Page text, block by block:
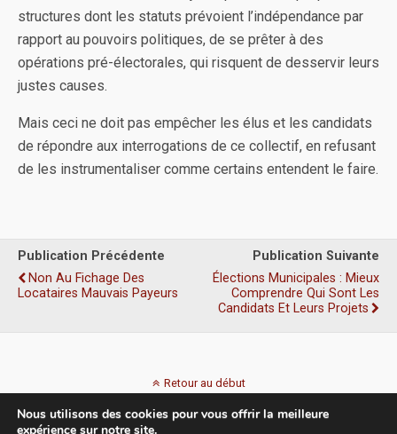
structures dont les statuts prévoient l’indépendance par
rapport au pouvoirs politiques, de se prêter à des
opérations pré-électorales, qui risquent de desservir leurs
justes causes.
Mais ceci ne doit pas empêcher les élus et les candidats
de répondre aux interrogations de ce collectif, en refusant
de les instrumentaliser comme certains entendent le faire.
Publication Précédente
Non Au Fichage Des
Locataires Mauvais Payeurs
Publication Suivante
Élections Municipales : Mieux
Comprendre Qui Sont Les
Candidats Et Leurs Projets
Retour au début
Mobile
Nous utilisons des cookies pour vous offrir la meilleure
expérience sur notre site.